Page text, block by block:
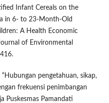
Infant Cereals on the
in 6- to 23-Month-Old
A Health Economic
of Environmental
pengetahuan, sikap,
frekuensi penimbangan
Puskesmas Pamandati